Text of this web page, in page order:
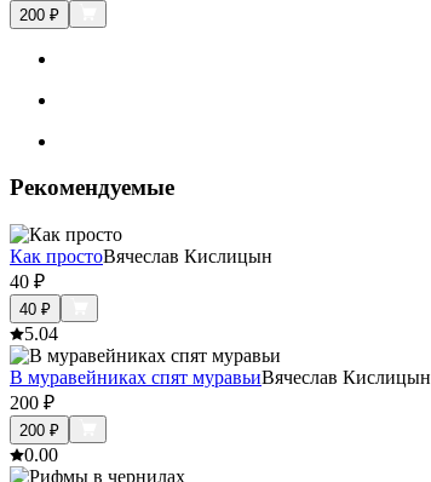
200 ₽
Рекомендуемые
Как простоВячеслав Кислицын
40 ₽
40 ₽
5.04
В муравейниках спят муравьиВячеслав Кислицын
200 ₽
200 ₽
0.00